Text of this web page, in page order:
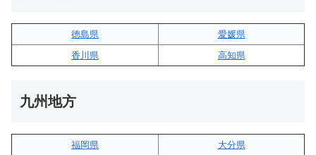
徳島県
愛媛県
香川県
高知県
九州地方
福岡県 大分県